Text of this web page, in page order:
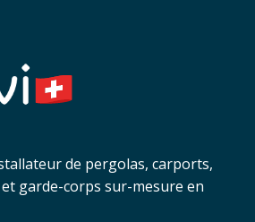
de pergolas, carports,
garde-corps sur-mesure en